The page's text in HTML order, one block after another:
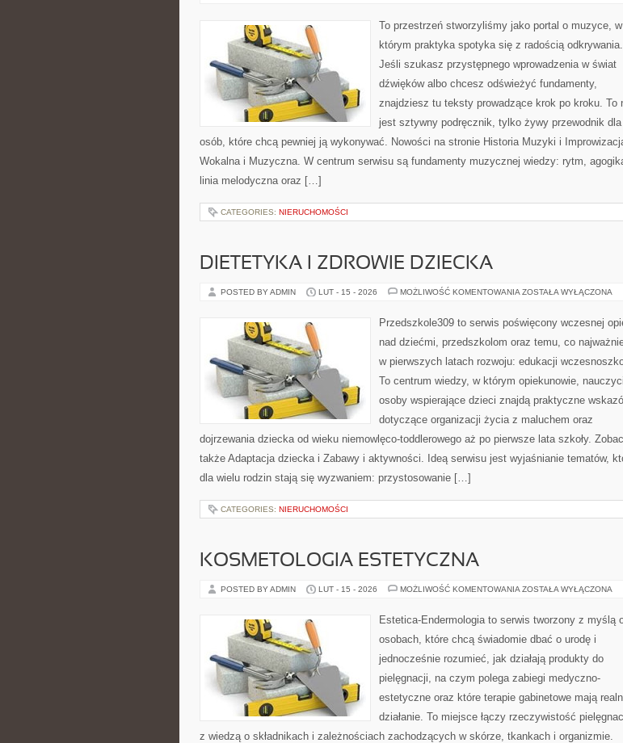
To przestrzeń stworzyliśmy jako portal o muzyce, w
którym praktyka spotyka się z radością odkrywania.
Jeśli szukasz przystępnego wprowadzenia w świat
dźwięków albo chcesz odświeżyć fundamenty,
znajdziesz tu teksty prowadzące krok po kroku. To
jest sztywny podręcznik, tylko żywy przewodnik dla
osób, które chcą pewniej ją wykonywać. Nowości na stronie Historia Muzyki i
Wokalna i Muzyczna. W centrum serwisu są fundamenty muzycznej wiedzy: rytm,
linia melodyczna oraz […]
CATEGORIES: NIERUCHOMOŚCI
DIETETYKA I ZDROWIE DZIECKA
POSTED BY ADMIN LUT - 15 - 2026 MOŻLIWOŚĆ KOMENTOWANIA DIETETYKA
DZIECKA
ZOSTAŁA WYŁĄCZONA
Przedszkole309 to serwis poświęcony wczesnej
nad dziećmi, przedszkolom oraz temu, co
w pierwszych latach rozwoju: edukacji
To centrum wiedzy, w którym opiekunowie,
osoby wspierające dzieci znajdą praktyczne
dotyczące organizacji życia z maluchem oraz
dojrzewania dziecka od wieku niemowlęco-toddlerowego aż po pierwsze lata szkoły.
także Adaptacja dziecka i Zabawy i aktywności. Ideą serwisu jest wyjaśnianie tematów,
dla wielu rodzin stają się wyzwaniem: przystosowanie […]
CATEGORIES: NIERUCHOMOŚCI
KOSMETOLOGIA ESTETYCZNA
POSTED BY ADMIN LUT - 15 - 2026 MOŻLIWOŚĆ KOMENTOWANIA KOSMETOLOGIA
ZOSTAŁA WYŁĄCZONA
Estetica-Endermologia to serwis tworzony z myślą
osobach, które chcą świadomie dbać o urodę i
jednocześnie rozumieć, jak działają produkty do
pielęgnacji, na czym polega zabiegi medyczno-
estetyczne oraz które terapie gabinetowe mają
działanie. To miejsce łączy rzeczywistość
z wiedzą o składnikach i zależnościach zachodzących w skórze, tkankach i organizmie.